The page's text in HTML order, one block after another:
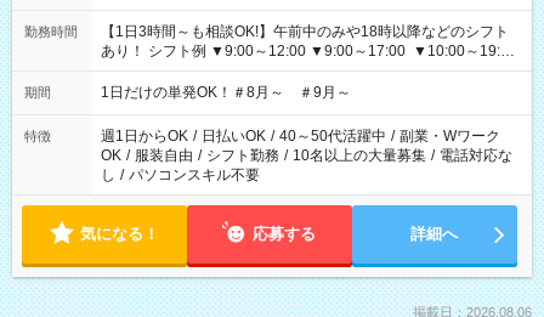
勤務時間
【1日3時間～も相談OK!】午前中のみや18時以降などのシフト
あり！ シフト例 ▼9:00～12:00 ▼9:00～17:00 ▼10:00～19:00
▼18:00～21:00
期間 1日だけの単発OK！＃8月～ ＃9月～
特徴 週1日からOK / 日払いOK / 40～50代活躍中 / 副業・Wワーク
OK / 服装自由 / シフト勤務 / 10名以上の大量募集 / 電話対応な
し / パソコンスキル不要
気になる！ 応募する 詳細へ
掲載日：2026.08.06